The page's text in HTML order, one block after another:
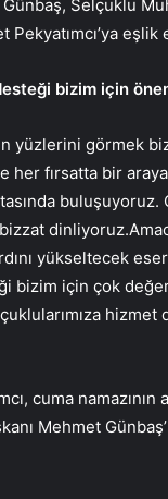
Günbaş, Selçuklu
Pekyatımcı’ya eşlik
bizim için
yüzlerini görmek
her fırsatta bir
buluşuyoruz.
yükseltecek
bizim için çok
cuma
Mehmet